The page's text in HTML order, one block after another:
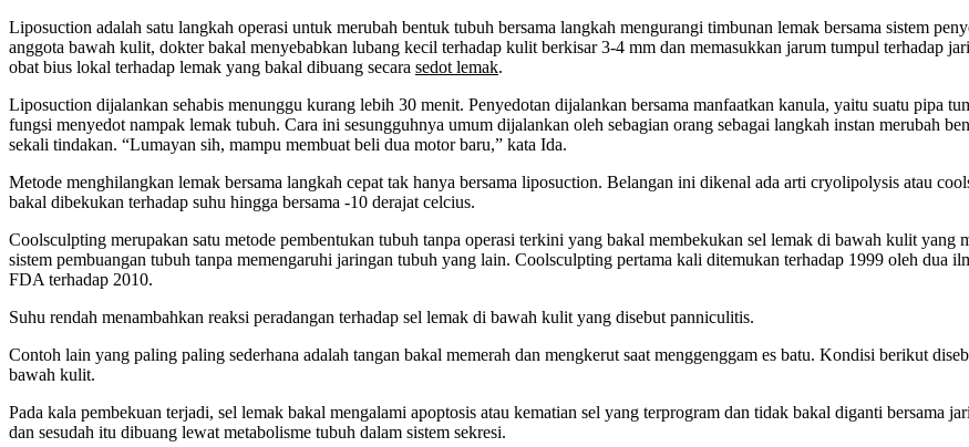
Liposuction adalah satu langkah operasi untuk merubah bentuk tubuh bersama langkah mengurangi timbunan lemak bersama sistem
anggota bawah kulit, dokter bakal menyebabkan lubang kecil terhadap kulit berkisar 3-4 mm dan memasukkan jarum tumpul terhadap
obat bius lokal terhadap lemak yang bakal dibuang secara sedot lemak.
Liposuction dijalankan sehabis menunggu kurang lebih 30 menit. Penyedotan dijalankan bersama manfaatkan kanula, yaitu suatu pipa
fungsi menyedot nampak lemak tubuh. Cara ini sesungguhnya umum dijalankan oleh sebagian orang sebagai langkah instan merubah
sekali tindakan. “Lumayan sih, mampu membuat beli dua motor baru,” kata Ida.
Metode menghilangkan lemak bersama langkah cepat tak hanya bersama liposuction. Belangan ini dikenal ada arti cryolipolysis atau
bakal dibekukan terhadap suhu hingga bersama -10 derajat celcius.
Coolsculpting merupakan satu metode pembentukan tubuh tanpa operasi terkini yang bakal membekukan sel lemak di bawah kulit yang
sistem pembuangan tubuh tanpa memengaruhi jaringan tubuh yang lain. Coolsculpting pertama kali ditemukan terhadap 1999 oleh
FDA terhadap 2010.
Suhu rendah menambahkan reaksi peradangan terhadap sel lemak di bawah kulit yang disebut panniculitis.
Contoh lain yang paling paling sederhana adalah tangan bakal memerah dan mengkerut saat menggenggam es batu. Kondisi berikut
bawah kulit.
Pada kala pembekuan terjadi, sel lemak bakal mengalami apoptosis atau kematian sel yang terprogram dan tidak bakal diganti bersama
dan sesudah itu dibuang lewat metabolisme tubuh dalam sistem sekresi.